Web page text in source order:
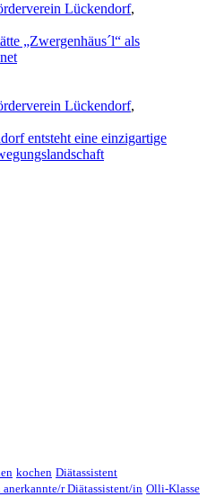
Lückendorf,
„Zwergenhäus´l“ als
Lückendorf,
entsteht eine einzigartige
kochen Diätassistent
anerkannte/r Diätassistent/in Olli-Klasse